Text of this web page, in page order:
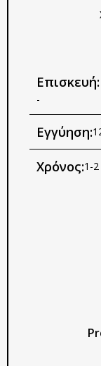
Επισκευή:
-
Εγγύηση:
Χρόνος:1-